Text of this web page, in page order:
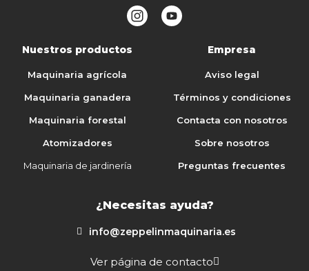
Nuestros productos
Maquinaria agrícola
Maquinaria ganadera
Maquinaria forestal
Atomizadores
Maquinaria de jardinería
Empresa
Aviso legal
Términos y condiciones
Contacta con nosotros
Sobre nosotros
Preguntas frecuentes
¿Necesitas ayuda?
info@zeppelinmaquinaria.es
Ver página de contacto